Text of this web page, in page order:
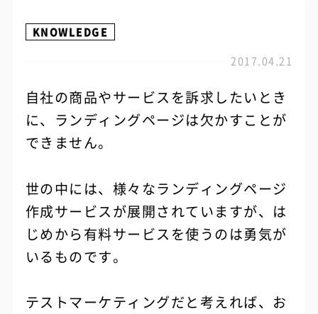
KNOWLEDGE
2017.04.21
自社の商品やサービスを訴求したいとき
に、ランディングページは欠かすことが
できません。
世の中には、様々なランディングページ
作成サービスが展開されていますが、は
じめから有料サービスを使うのは勇気が
いるものです。
テストマーケティングだと考えれば、お